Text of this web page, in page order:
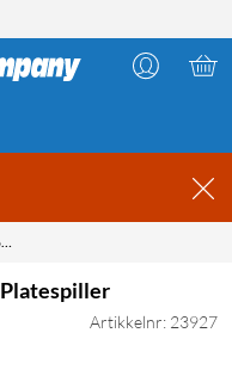
AUDIO TECHNICA AT-LP60XUSB PLATESPILLER
Platespiller
Artikkelnr: 23927